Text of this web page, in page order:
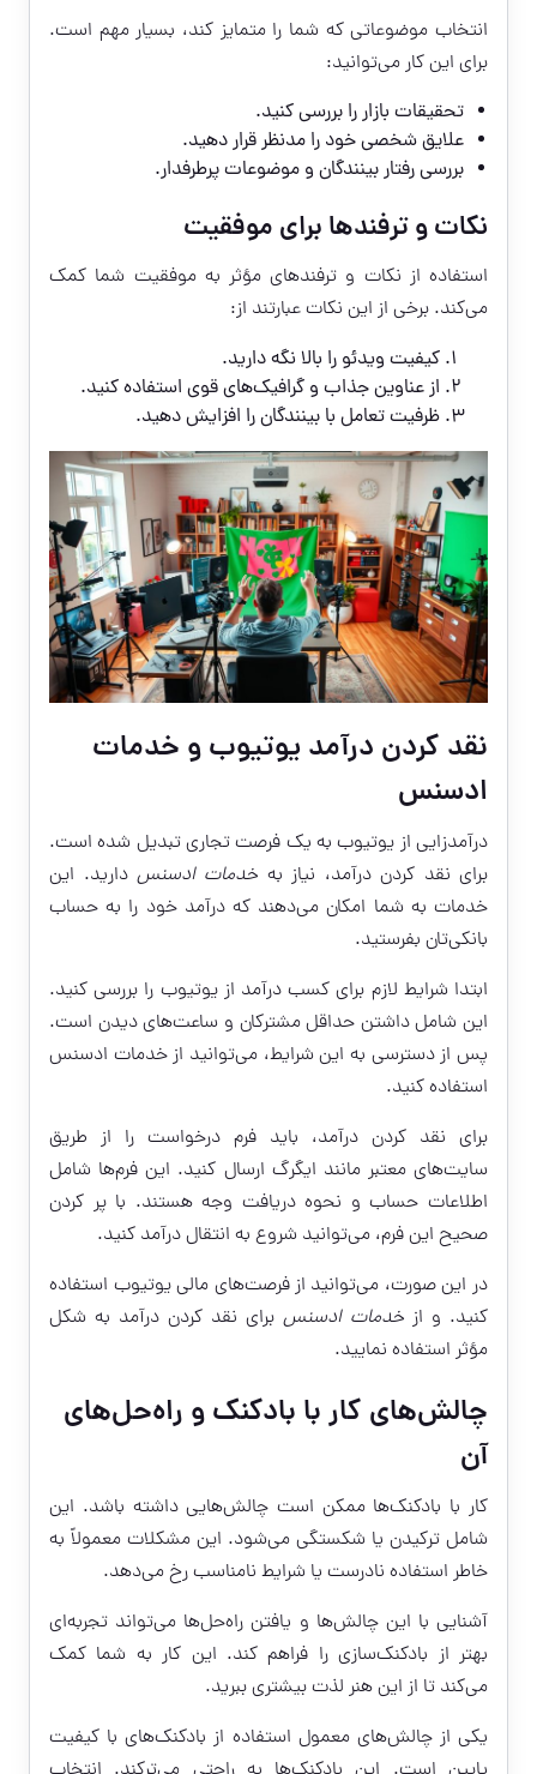
انتخاب موضوعاتی که شما را متمایز کند، بسیار مهم است.
برای این کار می‌توانید:
تحقیقات بازار را بررسی کنید.
علایق شخصی خود را مدنظر قرار دهید.
بررسی رفتار بینندگان و موضوعات پرطرفدار.
نکات و ترفندها برای موفقیت
استفاده از نکات و ترفندهای مؤثر به موفقیت شما کمک
می‌کند. برخی از این نکات عبارتند از:
کیفیت ویدئو را بالا نگه دارید.
از عناوین جذاب و گرافیک‌های قوی استفاده کنید.
ظرفیت تعامل با بینندگان را افزایش دهید.
نقد کردن درآمد یوتیوب و خدمات
ادسنس
درآمدزایی از یوتیوب به یک فرصت تجاری تبدیل شده است.
برای نقد کردن درآمد، نیاز به خدمات ادسنس دارید. این
خدمات به شما امکان می‌دهند که درآمد خود را به حساب
بانکی‌تان بفرستید.
ابتدا شرایط لازم برای کسب درآمد از یوتیوب را بررسی کنید.
این شامل داشتن حداقل مشترکان و ساعت‌های دیدن است.
پس از دسترسی به این شرایط، می‌توانید از خدمات ادسنس
استفاده کنید.
برای نقد کردن درآمد، باید فرم درخواست را از طریق
سایت‌های معتبر مانند ایگرگ ارسال کنید. این فرم‌ها شامل
اطلاعات حساب و نحوه دریافت وجه هستند. با پر کردن
صحیح این فرم، می‌توانید شروع به انتقال درآمد کنید.
در این صورت، می‌توانید از فرصت‌های مالی یوتیوب استفاده
کنید. و ازخدمات ادسنس برای نقد کردن درآمد به شکل
مؤثر استفاده نمایید.
چالش‌های کار با بادکنک و راه‌حل‌های
آن
کار با بادکنک‌ها ممکن است چالش‌هایی داشته باشد. این
شامل ترکیدن یا شکستگی می‌شود. این مشکلات معمولاً به
خاطر استفاده نادرست یا شرایط نامناسب رخ می‌دهد.
آشنایی با این چالش‌ها و یافتن راه‌حل‌ها می‌تواند تجربه‌ای
بهتر از بادکنک‌سازی را فراهم کند. این کار به شما کمک
می‌کند تا از این هنر لذت بیشتری ببرید.
یکی از چالش‌های معمول استفاده از بادکنک‌های با کیفیت